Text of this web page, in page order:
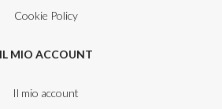
Cookie Policy
IL MIO ACCOUNT
Il mio account